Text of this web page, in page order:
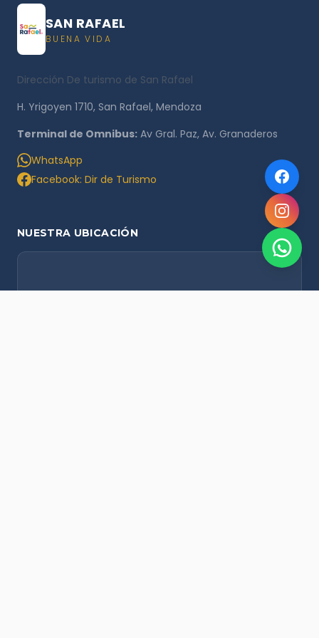
SAN RAFAEL
BUENA VIDA
Dirección De turismo de San Rafael
H. Yrigoyen 1710, San Rafael, Mendoza
Terminal de Omnibus: Av Gral. Paz, Av. Granaderos
WhatsApp
Facebook: Dir de Turismo
NUESTRA UBICACIÓN